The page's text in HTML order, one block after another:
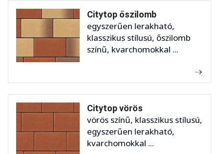
Citytop őszilomb
egyszerűen lerakható,
klasszikus stílusú, őszilomb
színű, kvarchomokkal ...
Citytop vörös
vörös színű, klasszikus stílusú,
egyszerűen lerakható,
kvarchomokkal ...